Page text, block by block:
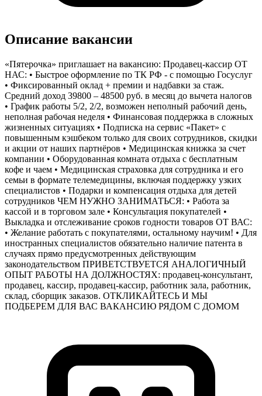
Описание вакансии
«Пятерочка» приглашает на вакансию: Продавец-кассир ОТ
НАС: • Быстрое оформление по ТК РФ - с помощью Госуслуг
• Фиксированный оклад + премии и надбавки за стаж.
Средний доход 39800 – 48500 руб. в месяц до вычета налогов
• График работы 5/2, 2/2, возможен неполный рабочий день,
неполная рабочая неделя • Финансовая поддержка в сложных
жизненных ситуациях • Подписка на сервис «Пакет» с
повышенным кэшбеком только для своих сотрудников, скидки
и акции от наших партнёров • Медицинская книжка за счет
компании • Оборудованная комната отдыха с бесплатным
кофе и чаем • Медицинская страховка для сотрудника и его
семьи в формате телемедицины, включая поддержку узких
специалистов • Подарки и компенсация отдыха для детей
сотрудников ЧЕМ НУЖНО ЗАНИМАТЬСЯ: • Работа за
кассой и в торговом зале • Консультация покупателей •
Выкладка и отслеживание сроков годности товаров ОТ ВАС:
• Желание работать с покупателями, остальному научим! • Для
иностранных специалистов обязательно наличие патента в
случаях прямо предусмотренных действующим
законодательством ПРИВЕТСТВУЕТСЯ АНАЛОГИЧНЫЙ
ОПЫТ РАБОТЫ НА ДОЛЖНОСТЯХ: продавец-консультант,
продавец, кассир, продавец-кассир, работник зала, работник,
склад, сборщик заказов. ОТКЛИКАЙТЕСЬ И МЫ
ПОДБЕРЕМ ДЛЯ ВАС ВАКАНСИЮ РЯДОМ С ДОМОМ